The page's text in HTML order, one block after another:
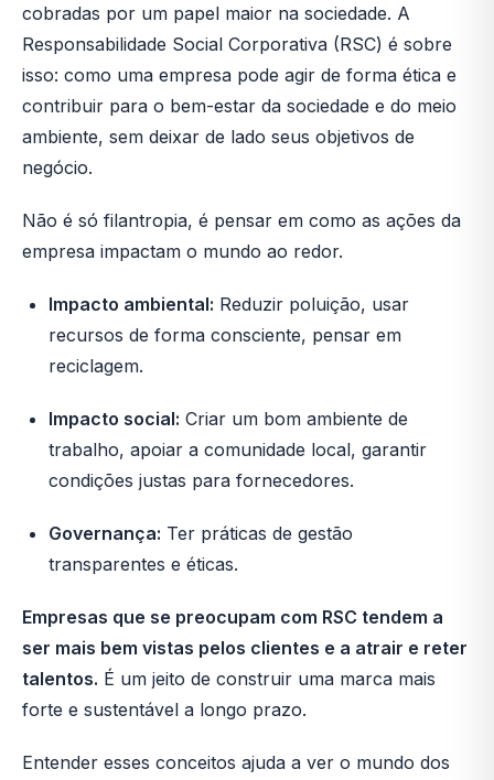
cobradas por um papel maior na sociedade. A
Responsabilidade Social Corporativa (RSC) é sobre
isso: como uma empresa pode agir de forma ética e
contribuir para o bem-estar da sociedade e do meio
ambiente, sem deixar de lado seus objetivos de
negócio.
Não é só filantropia, é pensar em como as ações da
empresa impactam o mundo ao redor.
Impacto ambiental: Reduzir poluição, usar
recursos de forma consciente, pensar em
reciclagem.
Impacto social: Criar um bom ambiente de
trabalho, apoiar a comunidade local, garantir
condições justas para fornecedores.
Governança: Ter práticas de gestão
transparentes e éticas.
Empresas que se preocupam com RSC tendem a
ser mais bem vistas pelos clientes e a atrair e reter
talentos. É um jeito de construir uma marca mais
forte e sustentável a longo prazo.
Entender esses conceitos ajuda a ver o mundo dos